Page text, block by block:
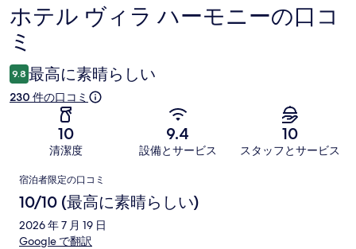
口
コ
ミ
ホテル ヴィラ ハーモニーの口コ
ミ
9.8 最高に素晴らしい
230 件の口コミ
10
清潔度
9.4
設備とサービス
10
スタッフとサービス
口
コ
ミ
宿泊者限定の口コミ
10/10 (最高に素晴らしい)
2026 年 7 月 19 日
Google で翻訳